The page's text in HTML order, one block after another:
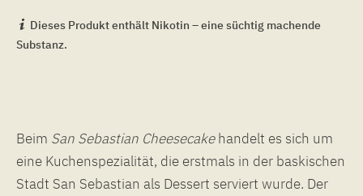
Dieses Produkt enthält Nikotin – eine süchtig machende
Substanz.
Beim San Sebastian Cheesecakehandelt es sich um
eine Kuchenspezialität, die erstmals in der baskischen
Stadt San Sebastian als Dessert serviert wurde. Der